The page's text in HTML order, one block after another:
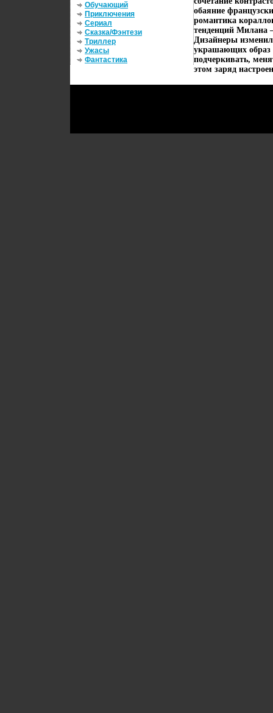
Обучающий
Приключения
Сериал
Сказка/Фэнтези
Триллер
Ужасы
Фантастика
обаяние
романтика
тенденций Милана
Дизайнеры
украшающих образ
подчеркивать,
этом заряд